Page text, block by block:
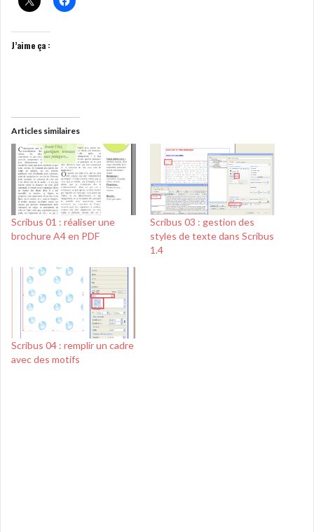
J’aime ça :
Articles similaires
Scribus 01 : réaliser une
brochure A4 en PDF
Scribus 03 : gestion des
styles de texte dans Scribus
1.4
Scribus 04 : remplir un cadre
avec des motifs